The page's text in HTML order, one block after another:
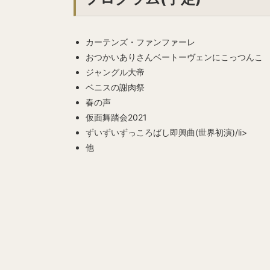
カーテンズ・ファンファーレ
おつかいありさんベートーヴェンにこっつんこ
ジャングル大帝
ベニスの謝肉祭
春の声
仮面舞踏会2021
ずいずいずっころばし即興曲(世界初演)/li>
他